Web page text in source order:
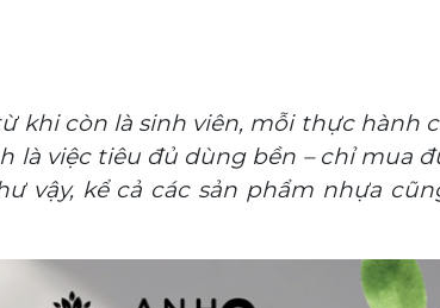
khi còn là sinh viên, mỗi thực hành
là việc tiêu đủ dùng bền – chỉ mua
vậy, kể cả các sản phẩm nhựa